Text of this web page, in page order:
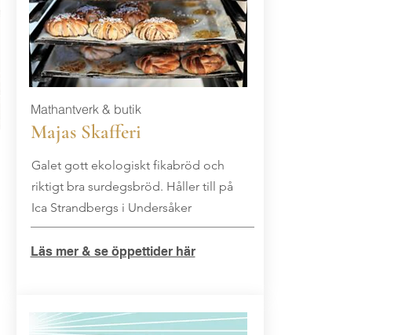
Mathantverk & butik
Majas Skafferi
Galet gott ekologiskt fikabröd och
riktigt bra surdegsbröd. Håller till på
Ica Strandbergs i Undersåker
Läs mer & se öppettider här